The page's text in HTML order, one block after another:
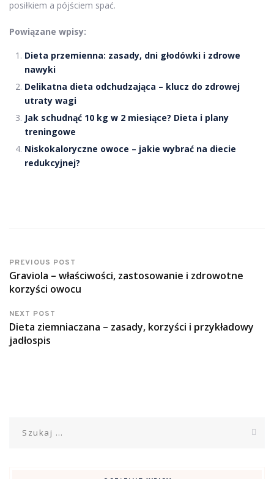
posiłkiem a pójściem spać.
Powiązane wpisy:
Dieta przemienna: zasady, dni głodówki i zdrowe
nawyki
Delikatna dieta odchudzająca – klucz do zdrowej
utraty wagi
Jak schudnąć 10 kg w 2 miesiące? Dieta i plany
treningowe
Niskokaloryczne owoce – jakie wybrać na diecie
redukcyjnej?
PREVIOUS POST
Graviola – właściwości, zastosowanie i zdrowotne
korzyści owocu
NEXT POST
Dieta ziemniaczana – zasady, korzyści i przykładowy
jadłospis